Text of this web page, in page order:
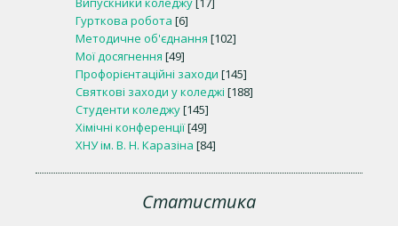
Гурткова робота [6]
Методичне об'єднання [102]
Мої досягнення [49]
Профорієнтаційні заходи [145]
Святкові заходи у коледжі [188]
Студенти коледжу[145]
Хімічні конференції[49]
ХНУ ім. В. Н. Каразіна [84]
Статистика